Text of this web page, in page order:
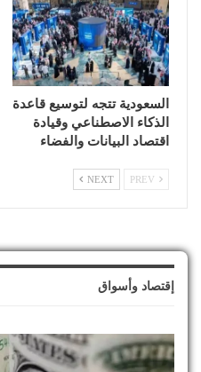
السعودية تتجه لتوسيع قاعدة
الذكاء الاصطناعي وقيادة
اقتصاد البيانات والفضاء
NEXT
إقتصاد وأسواق